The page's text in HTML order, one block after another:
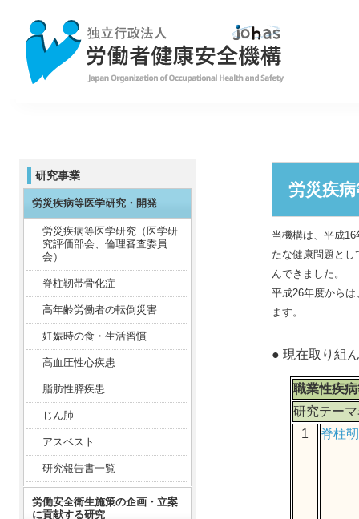
労災疾
当機構は、平成
たな健康問題と
んできました。
平成26年度から
ます。
● 現在取り組
職業性疾
研究テー
1
脊柱
研究事業
労災疾病等医学研究・開発
労災疾病等医学研究（医学研
究評価部会、倫理審査委員
会）
脊柱靭帯骨化症
高年齢労働者の転倒災害
妊娠時の食・生活習慣
高血圧性心疾患
脂肪性膵疾患
じん肺
アスベスト
研究報告書一覧
労働安全衛生施策の企画・立案
に貢献する研究